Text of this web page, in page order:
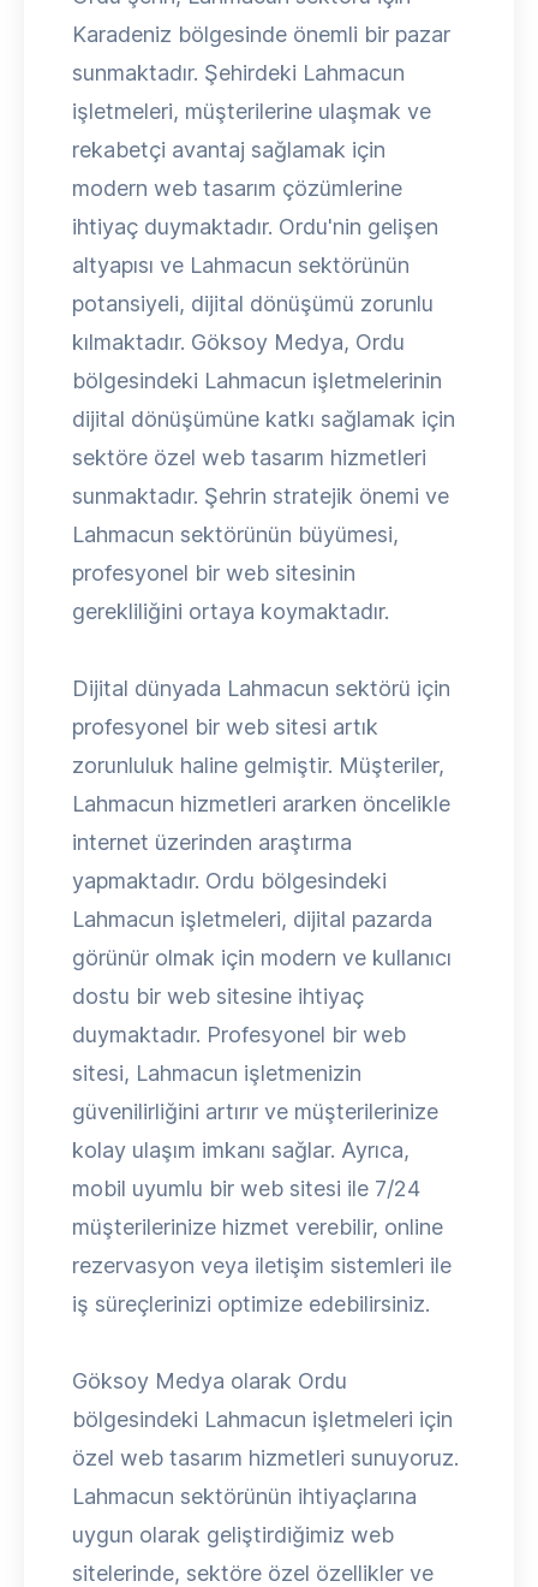
Karadeniz bölgesinde önemli bir pazar
sunmaktadır. Şehirdeki Lahmacun
işletmeleri, müşterilerine ulaşmak ve
rekabetçi avantaj sağlamak için
modern web tasarım çözümlerine
ihtiyaç duymaktadır. Ordu'nin gelişen
altyapısı ve Lahmacun sektörünün
potansiyeli, dijital dönüşümü zorunlu
kılmaktadır. Göksoy Medya, Ordu
bölgesindeki Lahmacun işletmelerinin
dijital dönüşümüne katkı sağlamak için
sektöre özel web tasarım hizmetleri
sunmaktadır. Şehrin stratejik önemi ve
Lahmacun sektörünün büyümesi,
profesyonel bir web sitesinin
gerekliliğini ortaya koymaktadır.
Dijital dünyada Lahmacun sektörü için
profesyonel bir web sitesi artık
zorunluluk haline gelmiştir. Müşteriler,
Lahmacun hizmetleri ararken öncelikle
internet üzerinden araştırma
yapmaktadır. Ordu bölgesindeki
Lahmacun işletmeleri, dijital pazarda
görünür olmak için modern ve kullanıcı
dostu bir web sitesine ihtiyaç
duymaktadır. Profesyonel bir web
sitesi, Lahmacun işletmenizin
güvenilirliğini artırır ve müşterilerinize
kolay ulaşım imkanı sağlar. Ayrıca,
mobil uyumlu bir web sitesi ile 7/24
müşterilerinize hizmet verebilir, online
rezervasyon veya iletişim sistemleri ile
iş süreçlerinizi optimize edebilirsiniz.
Göksoy Medya olarak Ordu
bölgesindeki Lahmacun işletmeleri için
özel web tasarım hizmetleri sunuyoruz.
Lahmacun sektörünün ihtiyaçlarına
uygun olarak geliştirdiğimiz web
sitelerinde, sektöre özel özellikler ve